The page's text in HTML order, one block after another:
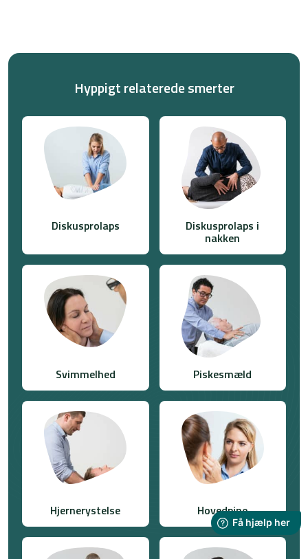
Hyppigt relaterede smerter
Diskusprolaps Diskusprolaps i
nakken
Svimmelhed Piskesmæld
Hjernerystelse Hovedpine